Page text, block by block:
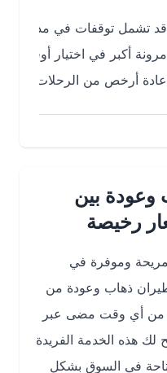
توقفات في مدن أخرى مثل
أكبر في اختيار أوقات الرحلات
أرخص من الرحلات المباشرة
بين
وموفرة في
ذهاب وعودة من
وقت مضى عبر
الخدمة الفريدة
السوق بشكل